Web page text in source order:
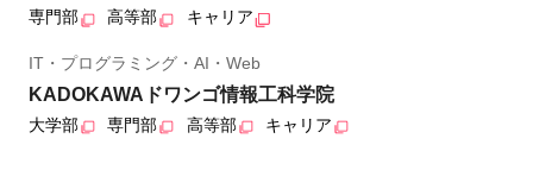
専門部 高等部 キャリア
IT・プログラミング・AI・Web
KADOKAWAドワンゴ情報工科学院
大学部 専門部 高等部 キャリア